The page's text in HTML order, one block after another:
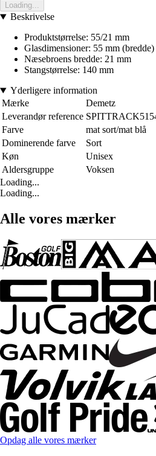
Loading...
Beskrivelse
Produktstørrelse: 55/21 mm
Glasdimensioner: 55 mm
Næsebroens bredde: 21 mm
Stangstørrelse: 140 mm
Yderligere information
Mærke
Demetz
Leverandør reference
Farve
mat sort/mat blå
Dominerende farve
Sort
Køn
Unisex
Aldersgruppe
Voksen
Loading...
Loading...
Alle vores mærker
Opdag alle vores mærker